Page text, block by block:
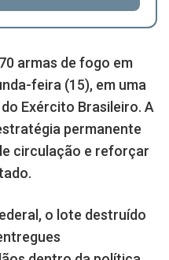
armas de fogo em
feira (15), em uma
Exército Brasileiro. A
permanente
circulação e reforçar
o lote destruído